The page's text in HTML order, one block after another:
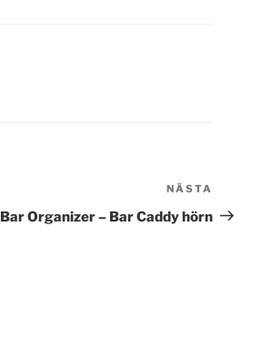
inlägg
NÄSTA
Bar Organizer – Bar Caddy hörn